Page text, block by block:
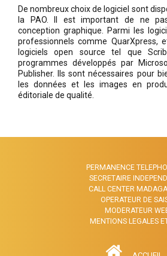
De nombreux choix de logiciel sont
la PAO. Il est important de ne
conception graphique. Parmi les
professionnels comme QuarXpress,
logiciels open source tel que
programmes développés par
Publisher. Ils sont nécessaires pour
les données et les images en
éditoriale de qualité.
PERMANENCE
SECRETAIRE
CALL CENTER
OPERATEUR DE
MODERATEUR
MENTIONS LEGALES